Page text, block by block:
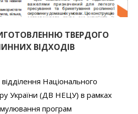
ТВЕРДОГО
ВІДХОДІВ
Національного
України (ДВ НЕЦУ) в рамках
програм